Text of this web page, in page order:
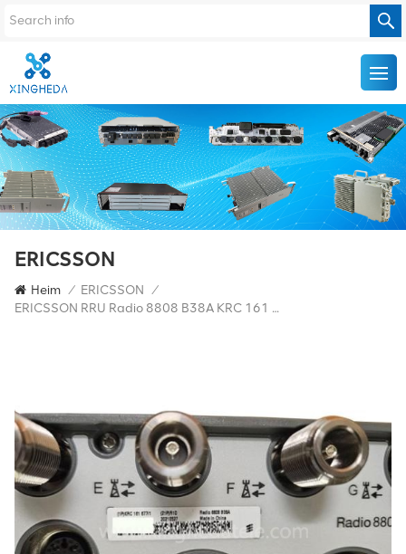
ERICSSON
Heim / ERICSSON /
ERICSSON RRU Radio 8808 B38A KRC 161 677/1